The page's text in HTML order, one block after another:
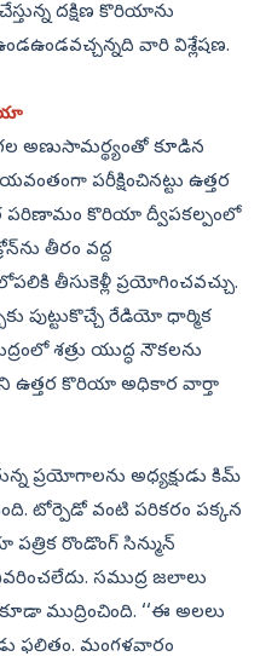
దక్షిణ కొరియాను
వారి విశ్లేషణ.
అణుసామర్థ్యంతో కూడిన
పరీక్షించినట్టు ఉత్తర
పరిణామం కొరియా ద్వీపకల్పంలో
తీరం వద్ద
తీసుకెళ్లీ ప్రయోగించవచ్చు.
పుట్టుకొచ్చే రేడియో ధార్మిక
శత్రు యుద్ధ నౌకలను
ఉత్తర కొరియా అధికార వార్తా
ప్రయోగాలను అధ్యక్షుడు కిమ్‌
టోర్పెడో వంటి పరికరం పక్కన
రొండొంగ్‌ సిన్మున్‌
సముద్ర జలాలు
ముద్రించింది. ‘‘ఈ అలలు
ఫలితం. మంగళవారం